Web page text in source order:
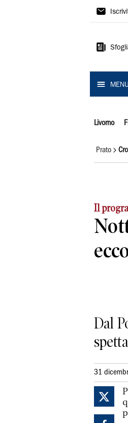
Il
MENU
Livorno
Prato
Il
Dal
31